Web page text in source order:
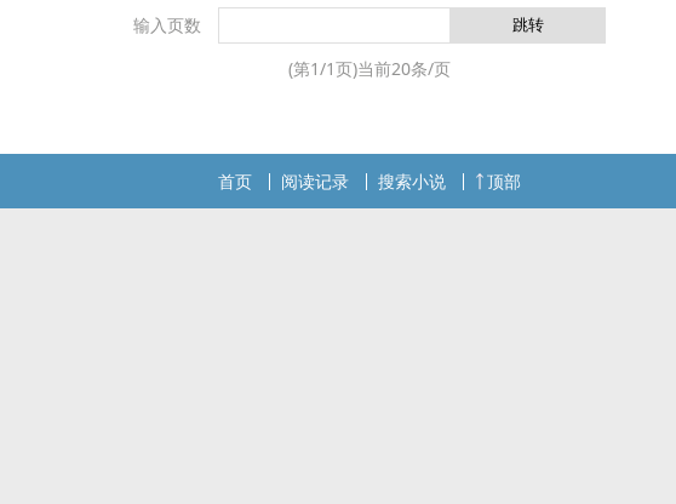
输入页数
(第1/1页)当前20条/页
首页 阅读记录 搜索小说 顶部